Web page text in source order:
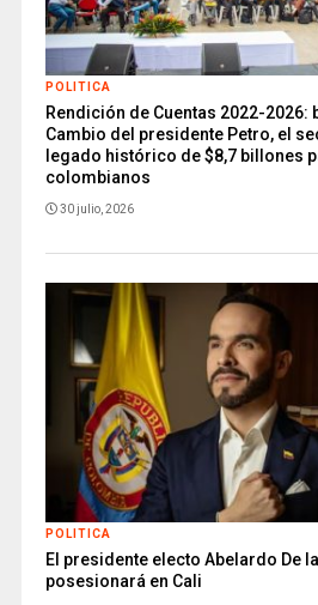
POLITICA
Rendición de Cuentas 2022-2026:
Cambio del presidente Petro, el
legado histórico de $8,7 billones
colombianos
30 julio, 2026
POLITICA
El presidente electo Abelardo De
posesionará en Cali